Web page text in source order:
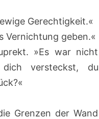
Gerechtigkeit.«
Vernichtung geben.«
»Es war nicht
versteckst, du
Grenzen der Wand